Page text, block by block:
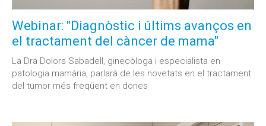
Webinar: "Diagnòstic i últims avanços en
el tractament del càncer de mama"
La Dra Dolors Sabadell, ginecòloga i especialista en
patologia mamària, parlarà de les novetats en el tractament
del tumor més freqüent en dones